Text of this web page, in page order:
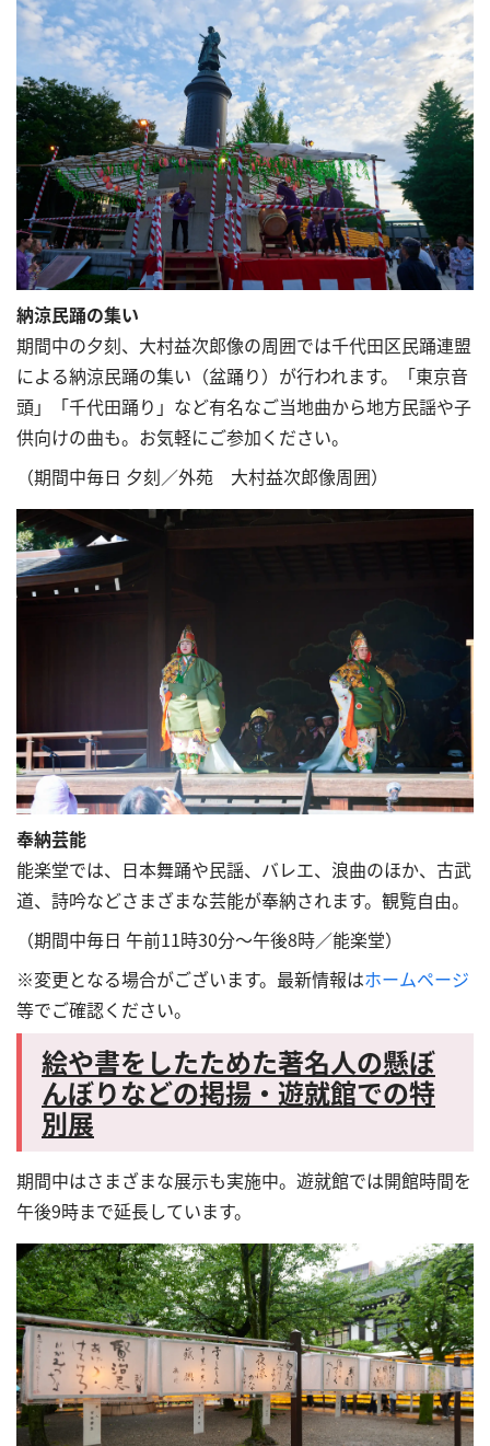
納涼民踊の集い
期間中の夕刻、大村益次郎像の周囲では千代田区民踊連盟
による納涼民踊の集い（盆踊り）が行われます。「東京音
頭」「千代田踊り」など有名なご当地曲から地方民謡や子
供向けの曲も。お気軽にご参加ください。
（期間中毎日 夕刻／外苑 大村益次郎像周囲）
奉納芸能
能楽堂では、日本舞踊や民謡、バレエ、浪曲のほか、古武
道、詩吟などさまざまな芸能が奉納されます。観覧自由。
（期間中毎日 午前11時30分～午後8時／能楽堂）
※変更となる場合がございます。最新情報はホームページ
等でご確認ください。
絵や書をしたためた著名人の懸ぼ
んぼりなどの掲揚・遊就館での特
別展
期間中はさまざまな展示も実施中。遊就館では開館時間を
午後9時まで延長しています。